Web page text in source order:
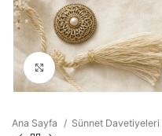
Büyütmek için tıklayın
Ana Sayfa Sünnet Davetiyeleri